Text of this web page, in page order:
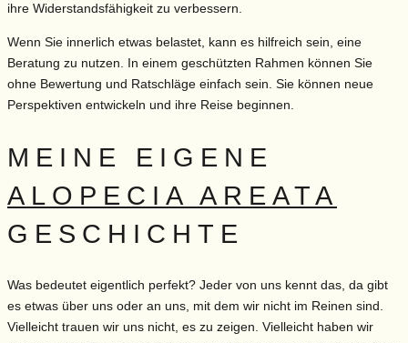
ihre Widerstandsfähigkeit zu verbessern.
Wenn Sie innerlich etwas belastet, kann es hilfreich sein, eine
Beratung zu nutzen. In einem geschützten Rahmen können Sie
ohne Bewertung und Ratschläge einfach sein. Sie können neue
Perspektiven entwickeln und ihre Reise beginnen.
MEINE EIGENE
ALOPECIA AREATA
GESCHICHTE
Was bedeutet eigentlich perfekt? Jeder von uns kennt das, da gibt
es etwas über uns oder an uns, mit dem wir nicht im Reinen sind.
Vielleicht trauen wir uns nicht, es zu zeigen. Vielleicht haben wir